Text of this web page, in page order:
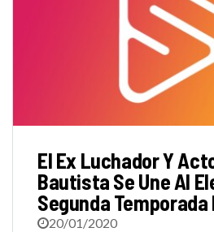
El Ex Luchador Y
Bautista Se Une Al
Segunda Temporada
20/01/2020